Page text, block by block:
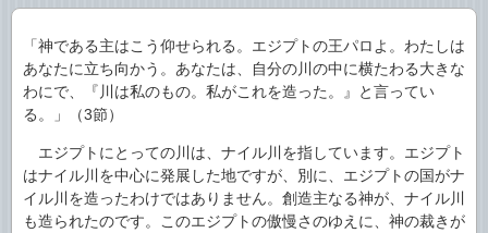
「神である主はこう仰せられる。エジプトの王パロよ。わたしは
あなたに立ち向かう。あなたは、自分の川の中に横たわる大きな
わにで、『川は私のもの。私がこれを造った。』と言ってい
る。」（3節）
エジプトにとっての川は、ナイル川を指しています。エジプト
はナイル川を中心に発展した地ですが、別に、エジプトの国がナ
イル川を造ったわけではありません。創造主なる神が、ナイル川
も造られたのです。このエジプトの傲慢さのゆえに、神の裁きが